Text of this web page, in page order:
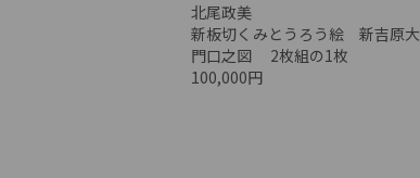
北尾政美
新板切くみとうろう絵 新吉原大
門口之図 2枚組の1枚
100,000円